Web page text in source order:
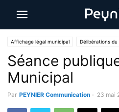
Affichage légal municipal Délibérations du
Séance
Municipal
Par PEYNIER Communication - 23 mai